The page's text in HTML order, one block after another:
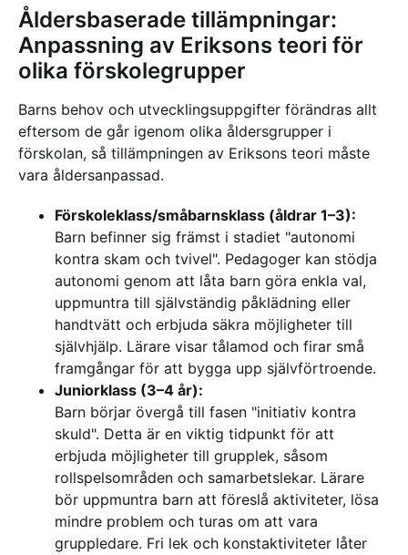
Åldersbaserade tillämpningar:
Anpassning av Eriksons teori för
olika förskolegrupper
Barns behov och utvecklingsuppgifter förändras allt
eftersom de går igenom olika åldersgrupper i
förskolan, så tillämpningen av Eriksons teori måste
vara åldersanpassad.
Förskoleklass/småbarnsklass (åldrar 1–3):
Barn befinner sig främst i stadiet "autonomi
kontra skam och tvivel". Pedagoger kan stödja
autonomi genom att låta barn göra enkla val,
uppmuntra till självständig påklädning eller
handtvätt och erbjuda säkra möjligheter till
självhjälp. Lärare visar tålamod och firar små
framgångar för att bygga upp självförtroende.
Juniorklass (3–4 år):
Barn börjar övergå till fasen "initiativ kontra
skuld". Detta är en viktig tidpunkt för att
erbjuda möjligheter till grupplek, såsom
rollspelsområden och samarbetslekar. Lärare
bör uppmuntra barn att föreslå aktiviteter, lösa
mindre problem och turas om att vara
gruppledare. Fri lek och konstaktiviteter låter